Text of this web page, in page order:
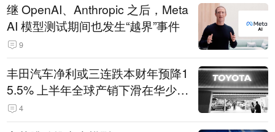
继 OpenAI、Anthropic 之后，Meta
AI 模型测试期间也发生“越界”事件
9
丰田汽车净利或三连跌本财年预降1
5.5% 上半年全球产销下滑在华少卖
14.3万辆
4